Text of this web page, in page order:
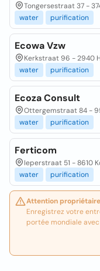
Tongersestraat 37 -
water
purification
Ecowa Vzw
Kerkstraat 96 - 2940
water
purification
Ecoza Consult
Ottergemstraat 84 -
water
purification
Ferticom
Ieperstraat 51 - 8610
water
purification
Attention
Enregistrez votre
portée mondiale